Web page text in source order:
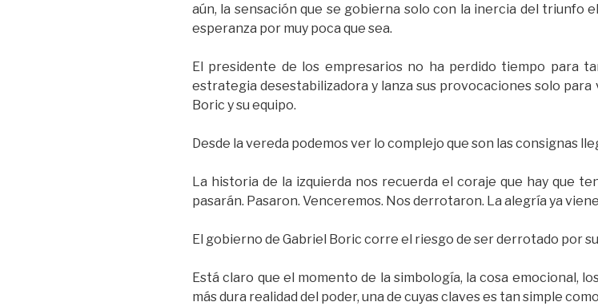
aún, la sensación que se gobierna solo con la inercia del triunfo
esperanza por muy poca que sea.
El presidente de los empresarios no ha perdido tiempo para
estrategia desestabilizadora y lanza sus provocaciones solo
Boric y su equipo.
Desde la vereda podemos ver lo complejo que son las consignas
La historia de la izquierda nos recuerda el coraje que hay que
pasarán. Pasaron. Venceremos. Nos derrotaron. La alegría ya
El gobierno de Gabriel Boric corre el riesgo de ser derrotado por
Está claro que el momento de la simbología, la cosa emocional,
más dura realidad del poder, una de cuyas claves es tan simple